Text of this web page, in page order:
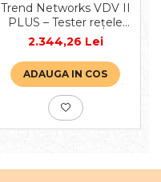
Trend Networks VDV II
PLUS – Tester rețele
cupru
2.344,26 Lei
ADAUGA IN COS